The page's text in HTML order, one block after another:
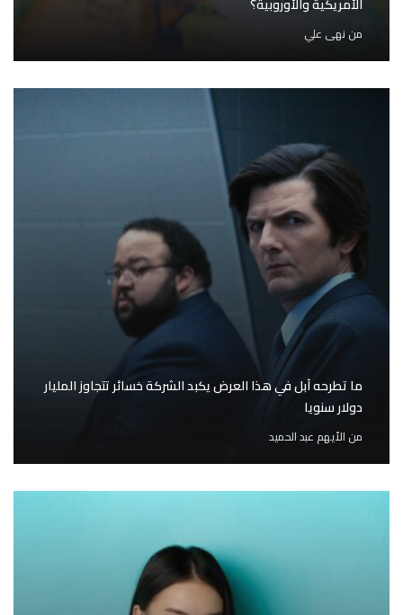
من نهى علي
ما تطرحه آبل في هذا العرض يكبد الشركة خسائر تتجاوز المليار
دولار سنويا
من الأيهم عبد الحميد